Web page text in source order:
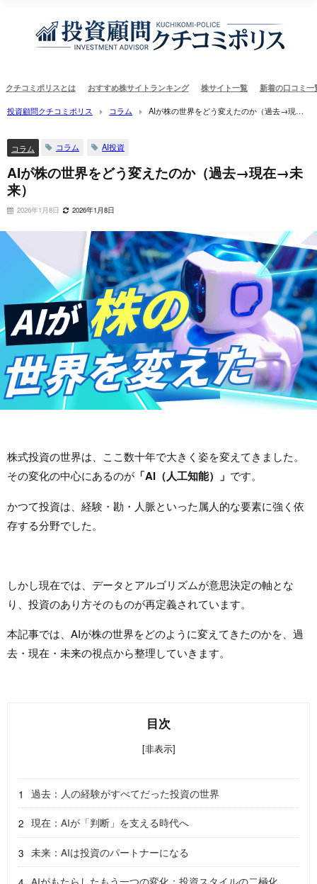
クチコミポリスとは おすすめ株サイトランキング 株サイト一覧 新着の口コミ一
投資顧問クチコミポリス コラム
AIが株の世界をどう変えたのか（過去→現在
コラム コラム AI投資
AIが株の世界をどう変えたのか（過去→現在→未
来）
2026年1月8日 2026年1月8日
株式投資の世界は、ここ数十年で大きく姿を変えてきました。
その変化の中心にあるのが 「AI（人工知能）」 です。
かつて投資は、経験・勘・人脈といった属人的な要素に強く依
存する分野でした。
しかし現在では、データとアルゴリズムが意思決定の軸とな
り、投資のあり方そのものが再定義されています。
本記事では、AIが株の世界をどのように変えてきたのかを、過
去・現在・未来の視点から整理していきます。
目次
[非表示]
過去：人の経験がすべてだった投資の世界
現在：AIが「判断」を支える時代へ
未来：AIは投資のパートナーになる